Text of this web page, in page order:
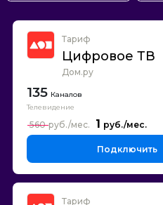
Тариф
Цифровое ТВ
Дом.ру
135 Каналов
Телевидение
1
560
Подключить
Тариф